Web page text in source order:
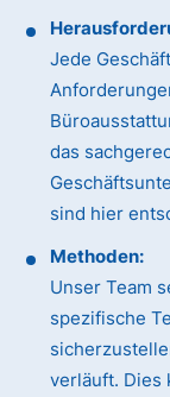
Jede
das
sind hier
Methoden:
Unser Team
spezifische
verläuft. Dies